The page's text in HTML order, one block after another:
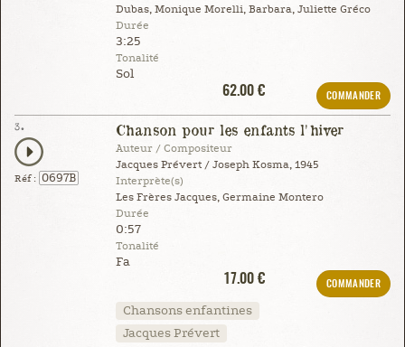
Dubas, Monique Morelli, Barbara, Juliette Gréco
Durée
3:25
Tonalité
Sol
62.00 €
COMMANDER
3.
Réf : 0697B
Chanson pour les enfants l'hiver
Auteur / Compositeur
Jacques Prévert / Joseph Kosma, 1945
Interprète(s)
Les Frères Jacques, Germaine Montero
Durée
0:57
Tonalité
Fa
17.00 €
COMMANDER
Chansons enfantines
Jacques Prévert